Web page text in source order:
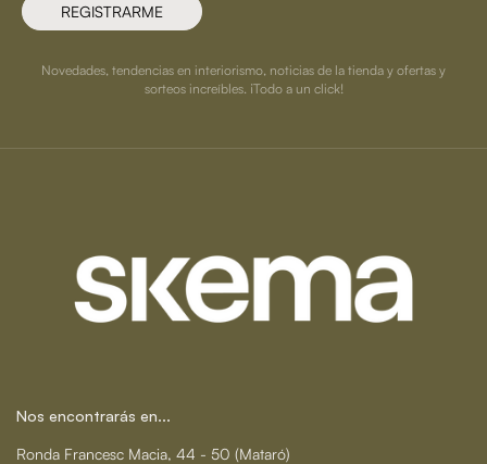
REGISTRARME
Novedades, tendencias en interiorismo, noticias de la tienda y ofertas y
sorteos increíbles. ¡Todo a un click!
Nos encontrarás en...
Ronda Francesc Macia, 44 - 50 (Mataró)